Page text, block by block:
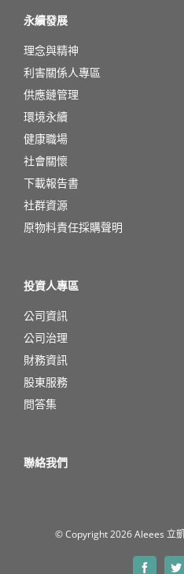
永續發展
理念與精神
利害關係人專區
供應鏈管理
環境永續
健康職場
社會關懷
下載報告書
社群資源
原物料責任採購聲明
投資人專區
公司資訊
公司治理
財務資訊
股東服務
問答集
聯絡我們
© Copyright2026 Aleees 立